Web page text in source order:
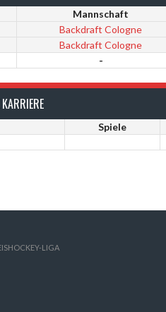
Mannschaft
Backdraft Cologne
Backdraft Cologne
-
Spiele
LIGA